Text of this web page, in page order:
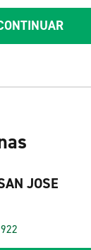
JOSE